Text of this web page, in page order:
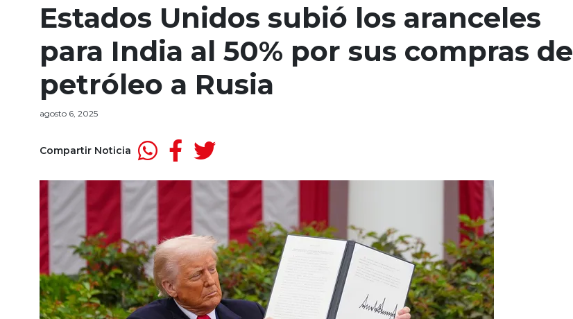
Estados Unidos subió los aranceles
para India al 50% por sus compras de
petróleo a Rusia
agosto 6, 2025
Compartir Noticia